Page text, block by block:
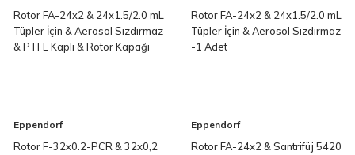
Rotor FA-24x2 & 24x1.5/2.0 mL
Tüpler İçin & Aerosol Sızdırmaz
& PTFE Kaplı & Rotor Kapağı
Rotor FA-24x2 & 24x1.5/2.0 mL
Tüpler İçin & Aerosol Sızdırmaz
-1 Adet
Eppendorf
Rotor F-32x0.2-PCR & 32x0,2
Eppendorf
Rotor FA-24x2 & Santrifüj 5420